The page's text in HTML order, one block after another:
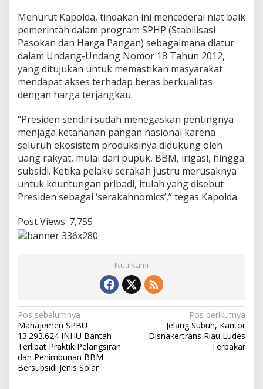
Menurut Kapolda, tindakan ini mencederai niat baik
pemerintah dalam program SPHP (Stabilisasi
Pasokan dan Harga Pangan) sebagaimana diatur
dalam Undang-Undang Nomor 18 Tahun 2012,
yang ditujukan untuk memastikan masyarakat
mendapat akses terhadap beras berkualitas
dengan harga terjangkau.
“Presiden sendiri sudah menegaskan pentingnya
menjaga ketahanan pangan nasional karena
seluruh ekosistem produksinya didukung oleh
uang rakyat, mulai dari pupuk, BBM, irigasi, hingga
subsidi. Ketika pelaku serakah justru merusaknya
untuk keuntungan pribadi, itulah yang disebut
Presiden sebagai ‘serakahnomics’,” tegas Kapolda.
Post Views: 7,755
Ikuti Kami
N
a
v
i
Pos sebelumnya
Manajemen SPBU
13.293.624 INHU Bantah
Terlibat Praktik Pelangsiran
dan Penimbunan BBM
Bersubsidi Jenis Solar
Pos berikutnya
Jelang Subuh, Kantor
Disnakertrans Riau Ludes
Terbakar